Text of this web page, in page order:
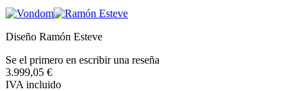
Diseño Ramón Esteve
Se el primero en escribir una reseña
3.999,05 €
IVA incluido